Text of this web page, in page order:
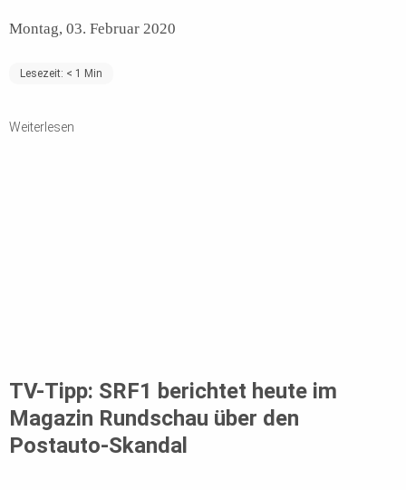
Montag, 03. Februar 2020
Lesezeit: < 1 Min
Weiterlesen
TV-Tipp: SRF1 berichtet heute im
Magazin Rundschau über den
Postauto-Skandal